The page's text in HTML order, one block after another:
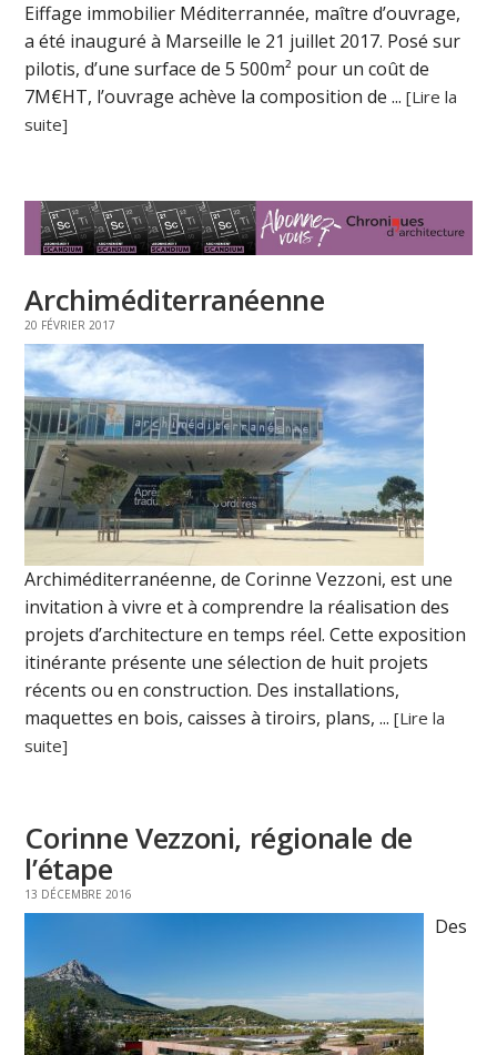
Eiffage immobilier Méditerrannée, maître d’ouvrage,
a été inauguré à Marseille le 21 juillet 2017. Posé sur
pilotis, d’une surface de 5 500m² pour un coût de
7M€HT, l’ouvrage achève la composition de ...[Lire la
suite]
Archiméditerranéenne
20 FÉVRIER 2017
Archiméditerranéenne, de Corinne Vezzoni, est une
invitation à vivre et à comprendre la réalisation des
projets d’architecture en temps réel. Cette exposition
itinérante présente une sélection de huit projets
récents ou en construction. Des installations,
maquettes en bois, caisses à tiroirs, plans, ...[Lire la
suite]
Corinne Vezzoni, régionale de
l’étape
13 DÉCEMBRE 2016
Des